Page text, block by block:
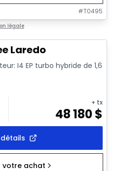
#T0495
légale
Laredo
I4 EP turbo hybride de 1,6
+ tx
48 180$
votre achat